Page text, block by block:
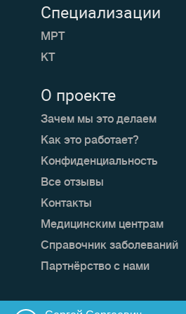
О проекте
Зачем мы это делаем
Как это работает?
Конфиденциальность
Все отзывы
Контакты
Медицинским центрам
Справочник заболеваний
Партнёрство с нами
Специализации
МРТ
КТ
Мы в социальных сетях: